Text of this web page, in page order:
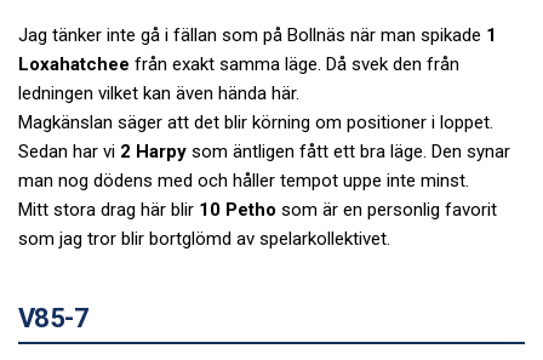
Jag tänker inte gå i fällan som på Bollnäs när man spikade 1
Loxahatchee från exakt samma läge. Då svek den från
ledningen vilket kan även hända här.
Magkänslan säger att det blir körning om positioner i loppet.
Sedan har vi 2 Harpy som äntligen fått ett bra läge. Den synar
man nog dödens med och håller tempot uppe inte minst.
Mitt stora drag här blir 10 Petho som är en personlig favorit
som jag tror blir bortglömd av spelarkollektivet.
V85-7